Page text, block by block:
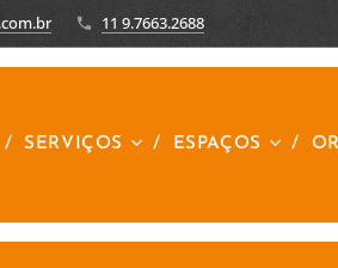
11 9.7663.2688
SERVIÇOS ESPAÇOS